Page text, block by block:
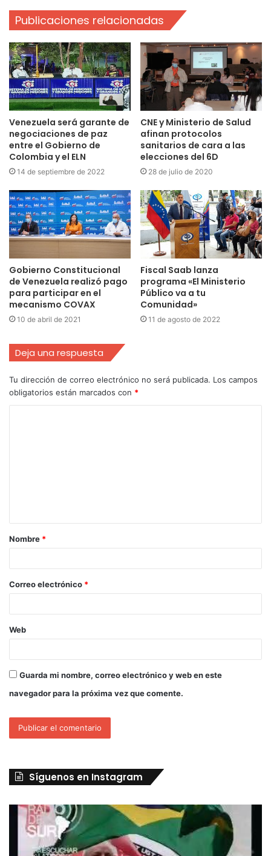
Publicaciones relacionadas
Venezuela será garante de
negociaciones de paz
entre el Gobierno de
Colombia y el ELN
14 de septiembre de 2022
CNE y Ministerio de Salud
afinan protocolos
sanitarios de cara a las
elecciones del 6D
28 de julio de 2020
Gobierno Constitucional
de Venezuela realizó pago
para participar en el
mecanismo COVAX
10 de abril de 2021
Fiscal Saab lanza
programa «El Ministerio
Público va a tu
Comunidad»
11 de agosto de 2022
Deja una respuesta
Tu dirección de correo electrónico no será publicada. Los campos
obligatorios están marcados con *
Nombre *
Correo electrónico *
Web
Guarda mi nombre, correo electrónico y web en este
navegador para la próxima vez que comente.
Síguenos en Instagram